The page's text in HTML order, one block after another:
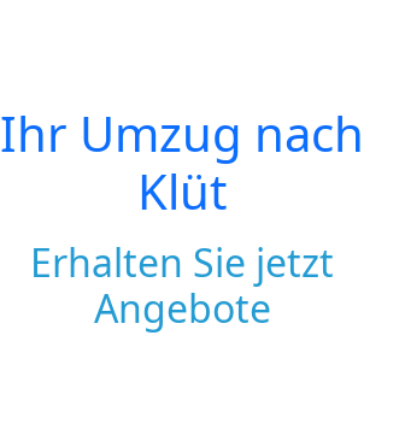
Ihr Umzug nach
Klüt
Erhalten Sie jetzt
Angebote